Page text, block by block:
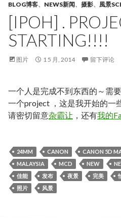
BLOG博客、 NEWS新闻、 摄影、 風景
[IPOH] .
STARTING!!!!
图片 1 5 月, 2014 留下评论
一个人是完成不到东西的～需
一个project ，这是我开始的一
请密切留意杂霸让 ，还有我的
24MM CANON CANON 5D
MALAYSIA
MCD NEW
佳能
发布 夜景 完美
照片
风景